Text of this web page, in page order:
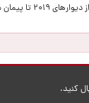
از دیوارهای ۲۰۱۹ تا پیمان مکه
کنید.